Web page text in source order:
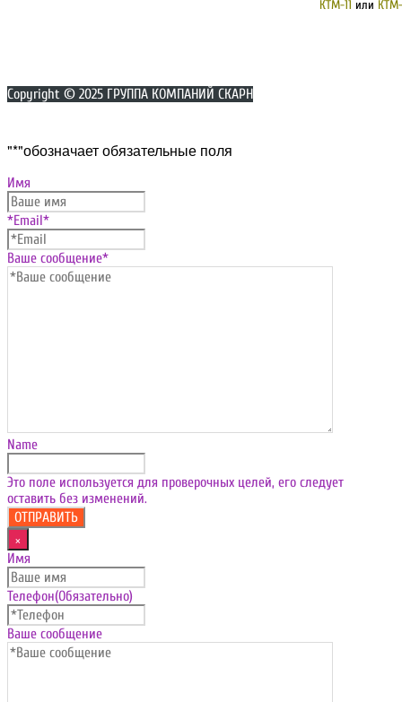
КТМ-11 или КТМ-
Copyright © 2025 ГРУППА КОМПАНИЙ СКАРН
вверх
"*"обозначает обязательные поля
Имя
*Email*
Ваше сообщение*
Name
Это поле используется для проверочных целей, его следует
оставить без изменений.
×
Имя
Телефон(Обязательно)
Ваше сообщение